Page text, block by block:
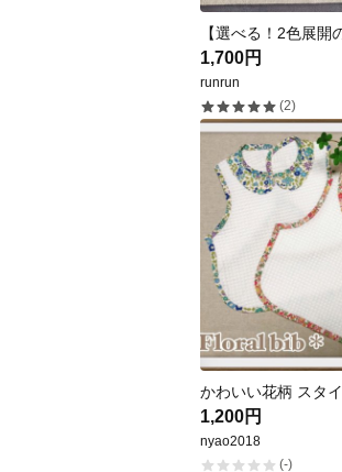
1,700円
runrun
(2)
かわいい花柄 スタイ
1,200円
nyao2018
(-)